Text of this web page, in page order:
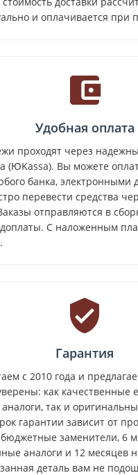
и оплачивается при
Удобная оплата
проходят через
(ЮKassa). Вы можете
банка, электронными
перевести средства
отправляются в
С наложенным
Гарантия
с 2010 года и
как качественные
так и
гарантии зависит от
заменители, 6
аналоги и 12 месяцев
деталь вам не